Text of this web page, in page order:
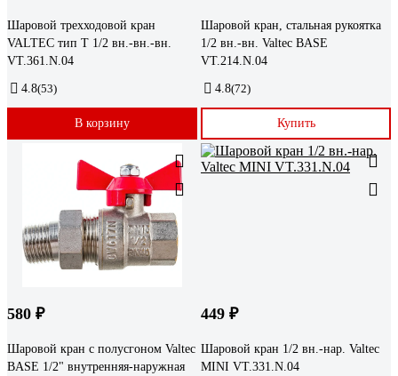
Шаровой трехходовой кран
VALTEC тип Т 1/2 вн.-вн.-вн.
VT.361.N.04
4.8(53)
В корзину
Шаровой кран, стальная рукоятка
1/2 вн.-вн. Valtec BASE
VT.214.N.04
4.8(72)
Купить
580 ₽
Шаровой кран с полусгоном Valtec
BASE 1/2" внутренняя-наружная
449 ₽
Шаровой кран 1/2 вн.-нар. Valtec
MINI VT.331.N.04